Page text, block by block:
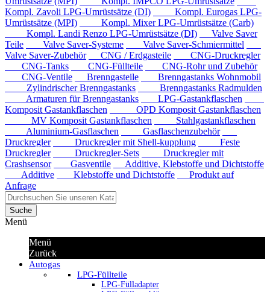
Kompl. Zavoli LPG-Umrüstsätze (DI)
Kompl. Eurogas LPG-
Umrüstsätze (MPI)
Kompl. Mixer LPG-Umrüstsätze (Carb)
Kompl. Landi Renzo LPG-Umrüstsätze (DI)
Valve Saver
Teile
Valve Saver-Systeme
Valve Saver-Schmiermittel
Valve Saver-Zubehör
CNG / Erdgasteile
CNG-Druckregler
CNG-Tanks
CNG-Füllteile
CNG-Rohr und Zubehör
CNG-Ventile
Brenngasteile
Brenngastanks Wohnmobil
Zylindrischer Brenngastanks
Brenngastanks Radmulden
Armaturen für Brenngastanks
LPG-Gastankflaschen
Komposit Gastankflaschen
OPD Komposit Gastankflaschen
MV Komposit Gastankflaschen
Stahlgastankflaschen
Aluminium-Gasflaschen
Gasflaschenzubehör
Druckregler
Druckregler mit Shell-kupplung
Feste
Druckregler
Druckregler-Sets
Druckregler mit
Crashsensor
Gasventile
Additive, Klebstoffe und Dichtstoffe
Additive
Klebstoffe und Dichtstoffe
Produkt auf
Anfrage
Suche
Menü
Menü
Zurück
Autogas
LPG-Füllteile
LPG-Fülladapter